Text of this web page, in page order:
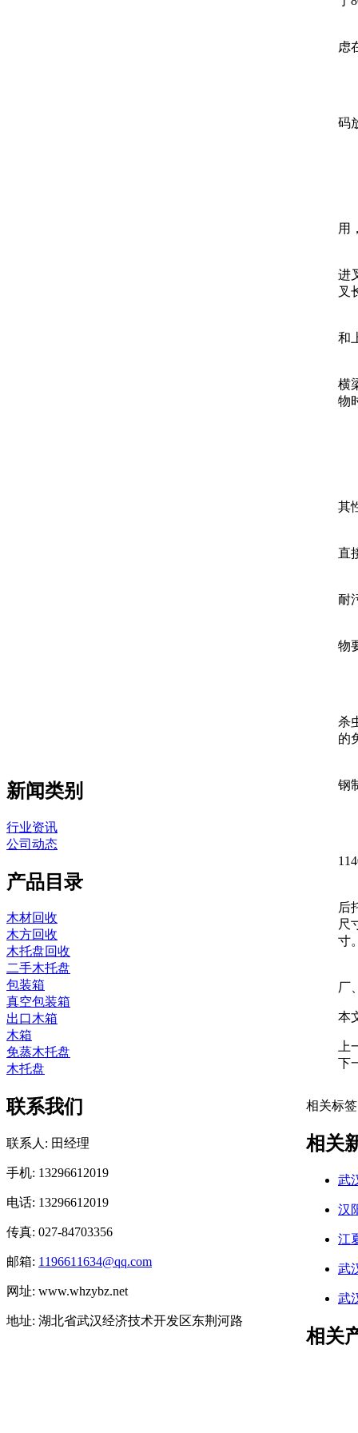
新闻类别
行业资讯
公司动态
产品目录
木材回收
木方回收
木托盘回收
二手木托盘
包装箱
真空包装箱
出口木箱
木箱
免蒸木托盘
木托盘
联系我们
联系人: 田经理
手机: 13296612019
电话: 13296612019
传真: 027-84703356
邮箱: 1196611634@qq.com
网址: www.whzybz.net
地址: 湖北省武汉经济技术开发区东荆河路
虑
码
用
进
叉
和
横
物
其
直
耐
物
杀
的
钢
后
尺
寸。
厂
本
上
下
相关标签
相关
武
汉
江
武
武
相关